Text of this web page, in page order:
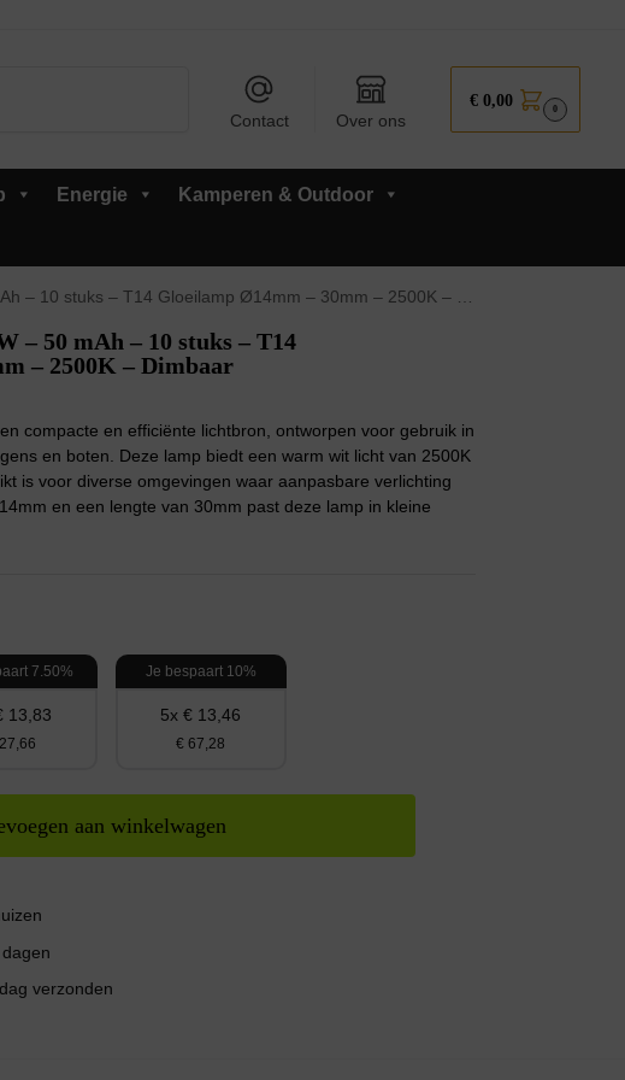
Contact Over ons
€ 0,00 0
Energie Kamperen & Outdoor
10 stuks – T14 Gloeilamp Ø14mm – 30mm – 2500K – Dimbaar
– 50 mAh – 10 stuks – T14
– 2500K – Dimbaar
compacte en efficiënte lichtbron, ontworpen voor gebruik in
en boten. Deze lamp biedt een warm wit licht van 2500K
is voor diverse omgevingen waar aanpasbare verlichting
en een lengte van 30mm past deze lamp in kleine
7.50%
13,83
Je bespaart 10%
5x € 13,46
€ 67,28
aan winkelwagen
verzonden